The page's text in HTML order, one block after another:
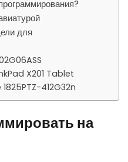
для
X201 Tablet
412G32n
на